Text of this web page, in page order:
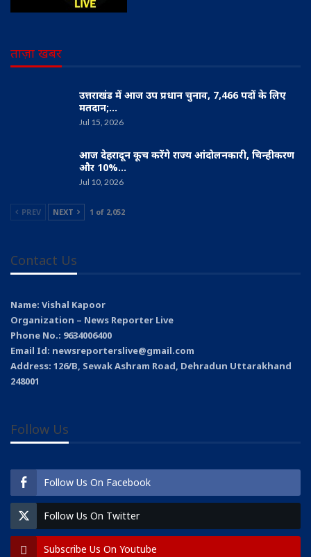
ताज़ा खबर
उत्तराखंड में आज उप प्रधान चुनाव, 7,466 पदों के लिए
मतदान;…
Jul 15, 2026
आज देहरादून कूच करेंगे राज्य आंदोलनकारी, चिन्हीकरण
और 10%…
Jul 10, 2026
PREV NEXT 1 of 2,052
Contact Us
Name: Vishal Kapoor
Organization – News Reporter Live
Phone No.: 9634006400
Email Id: newsreporterslive@gmail.com
Address: 126/B, Sewak Ashram Road, Dehradun Uttarakhand
248001
Follow Us
Follow Us On Facebook
Follow Us On Twitter
Subscribe Us On Youtube